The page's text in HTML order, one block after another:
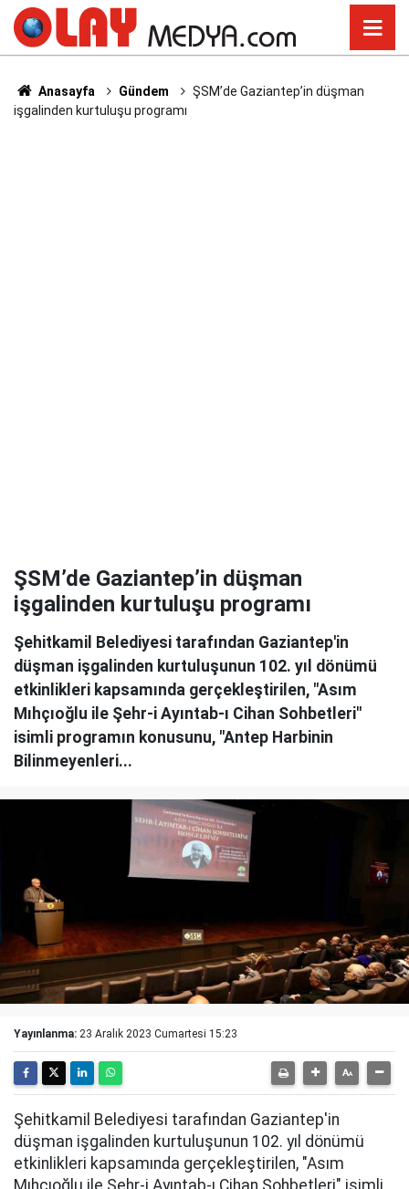
Anasayfa Gündem
ŞSM’de Gaziantep’in düşman
işgalinden kurtuluşu programı
ŞSM’de Gaziantep’in düşman
işgalinden kurtuluşu programı
Şehitkamil Belediyesi tarafından Gaziantep'in
düşman işgalinden kurtuluşunun 102. yıl dönümü
etkinlikleri kapsamında gerçekleştirilen, "Asım
Mıhçıoğlu ile Şehr-i Ayıntab-ı Cihan Sohbetleri"
isimli programın konusunu, "Antep Harbinin
Bilinmeyenleri...
Yayınlanma: 23 Aralık 2023 Cumartesi 15:23
Şehitkamil Belediyesi tarafından Gaziantep'in
düşman işgalinden kurtuluşunun 102. yıl dönümü
etkinlikleri kapsamında gerçekleştirilen, "Asım
Mıhçıoğlu ile Şehr-i Ayıntab-ı Cihan Sohbetleri" isimli